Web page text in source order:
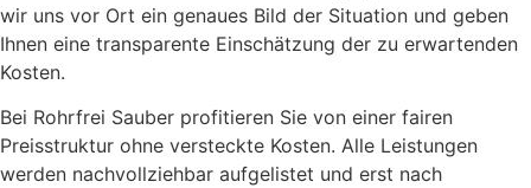
wir uns vor Ort ein genaues Bild der Situation und geben
Ihnen eine transparente Einschätzung der zu erwartenden
Kosten.
Bei Rohrfrei Sauber profitieren Sie von einer fairen
Preisstruktur ohne versteckte Kosten. Alle Leistungen
werden nachvollziehbar aufgelistet und erst nach